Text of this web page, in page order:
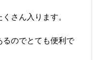
さん入ります。
るのでとても便利で